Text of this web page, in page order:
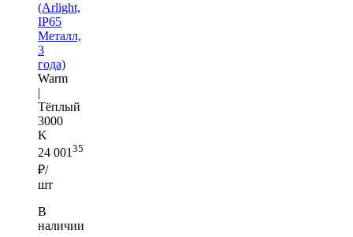
(Arlight,
IP65
Металл,
3
года)
Warm
|
Тёплый
3000
K
24 00135
₽/
шт
В
наличии